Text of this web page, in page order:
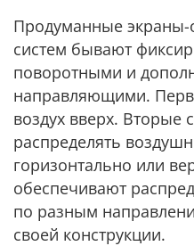
Продуманные экраны-
систем бывают
поворотными и
направляющими.
воздух вверх. Вторые
распределять
горизонтально или
обеспечивают
по разным
своей конструкции.